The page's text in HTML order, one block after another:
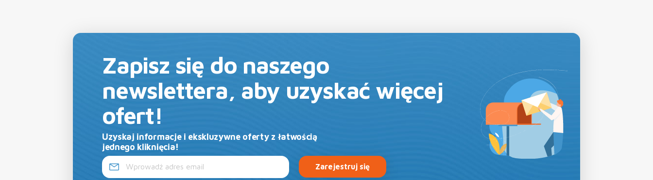
Zapisz się do naszego
newslettera, aby uzyskać więcej
ofert!
Uzyskaj informacje i ekskluzywne oferty z łatwością
jednego kliknięcia!
Zarejestruj się